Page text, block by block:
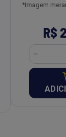
*Imagem
R$